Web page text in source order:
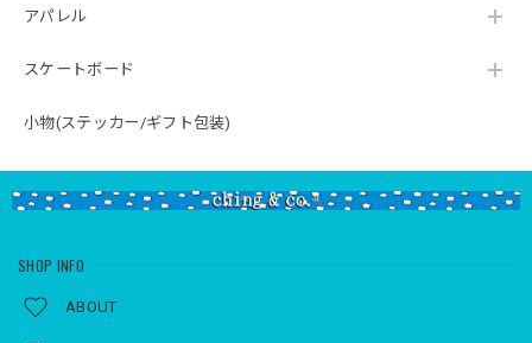
アパレル
スケートボード
小物(ステッカー/ギフト包装)
SHOP INFO
ABOUT